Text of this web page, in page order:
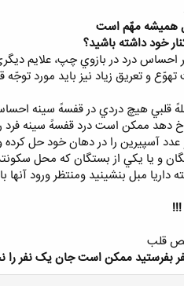
هميشه مهّم است
خود داشته باشيد؟
احساس درد در بازوي چپ، علايم
و تعريق زياد نيز بايد مورد توجّه
سينه احساس نشود حدود 60% افراد که در خواب دچار حملهً قلبي
دهد ممکن است درد قفسهً سينه فرد
آسپيرين را در دهان خود حل کرده
و يا يکي از بستگان که محل
مبل بنشينيد ومنتظر ورود آنها
قلب
بفرستيد ممکن است جان يک نفر